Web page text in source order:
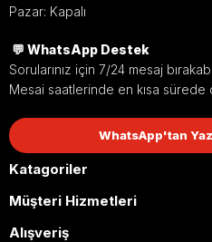
alanındaki
nesneleri
algılayarak
çalışmasını
varsa
sistemi
kazaları
Pazar: Kapalı
💬 WhatsApp Destek
Sorularınız için 7/24 mesaj
Mesai saatlerinde en kısa sürede
WhatsApp'tan
Katagoriler
Müşteri Hizmetleri
Alışveriş